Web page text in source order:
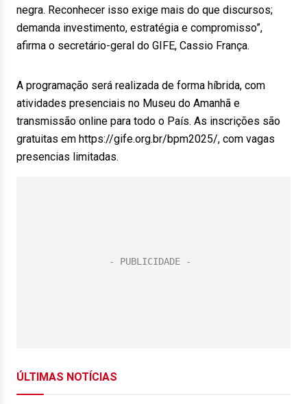
negra. Reconhecer isso exige mais do que discursos;
demanda investimento, estratégia e compromisso”,
afirma o secretário-geral do GIFE, Cassio França.
A programação será realizada de forma híbrida, com
atividades presenciais no Museu do Amanhã e
transmissão online para todo o País. As inscrições são
gratuitas em https://gife.org.br/bpm2025/, com vagas
presencias limitadas.